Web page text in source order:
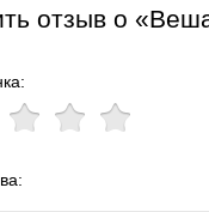
отзыв о